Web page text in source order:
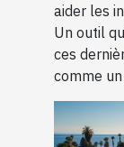
aider les
Un outil
ces
comme